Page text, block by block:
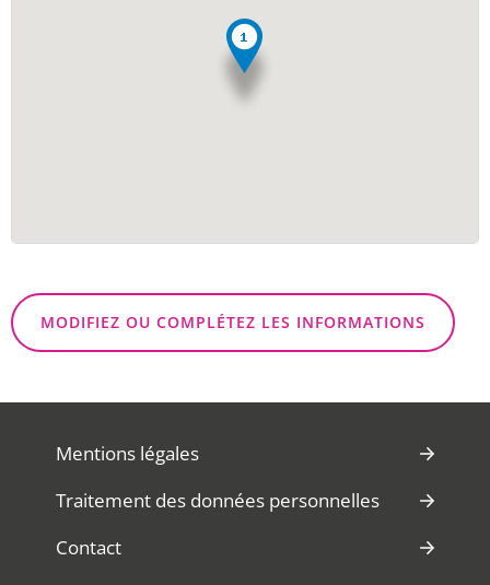
MODIFIEZ OU COMPLÉTEZ LES INFORMATIONS
Mentions légales
Traitement des données personnelles
Contact